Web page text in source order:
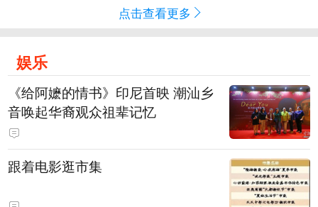
点击查看更多
娱乐
《给阿嬷的情书》印尼首映 潮汕乡
音唤起华裔观众祖辈记忆
跟着电影逛市集